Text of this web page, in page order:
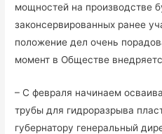
мощностей на производстве
законсервированных ранее
положение дел очень
момент в Обществе
– С февраля начинаем
трубы для гидроразрыва
губернатору генеральный